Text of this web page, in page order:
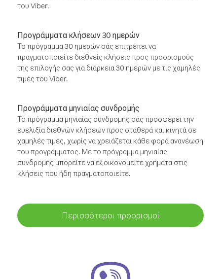
του Viber.
Προγράμματα κλήσεων 30 ημερών
Το πρόγραμμα 30 ημερών σάς επιτρέπει να
πραγματοποιείτε διεθνείς κλήσεις προς προορισμούς
της επιλογής σας για διάρκεια 30 ημερών με τις χαμηλές
τιμές του Viber.
Προγράμματα μηνιαίας συνδρομής
Το πρόγραμμα μηνιαίας συνδρομής σάς προσφέρει την
ευελιξία διεθνών κλήσεων προς σταθερά και κινητά σε
χαμηλές τιμές, χωρίς να χρειάζεται κάθε φορά ανανέωση
του προγράμματος. Με το πρόγραμμα μηνιαίας
συνδρομής μπορείτε να εξοικονομείτε χρήματα στις
κλήσεις που ήδη πραγματοποιείτε.
Περισσότεροι προορισμοί